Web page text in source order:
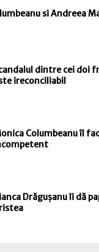
si Andreea
dintre cei doi
ireconciliabil
Columbeanu îl
Drăgușanu îi dă